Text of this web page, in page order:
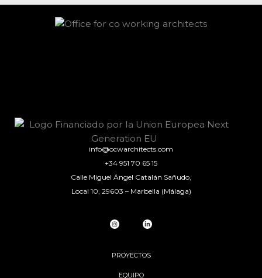
info@ocwarchitects.com
+34 951 70 65 15
Calle Miguel Ángel Catalán Sañudo,
Local 10, 29603 – Marbella (Málaga)
PROYECTOS
EQUIPO